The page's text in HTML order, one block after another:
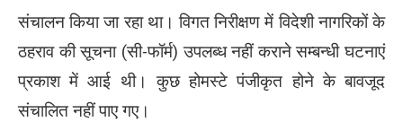
संचालन किया जा रहा था। विगत निरीक्षण में विदेशी नागरिकों के
ठहराव की सूचना (सी-फॉर्म) उपलब्ध नहीं कराने सम्बन्धी घटनाएं
प्रकाश में आई थी। कुछ होमस्टे पंजीकृत होने के बावजूद
संचालित नहीं पाए गए।